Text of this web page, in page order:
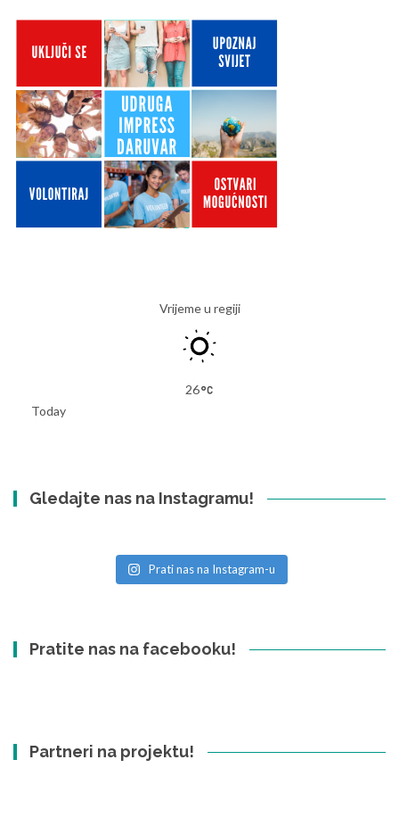
Vrijeme u regiji
26
Today
Gledajte nas na Instagramu!
Prati nas na Instagram-u
Pratite nas na facebooku!
Partneri na projektu!